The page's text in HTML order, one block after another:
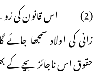
(2) اس قانون کی رُو سے
زانی کی اولاد سمجھا
حقوق اس ناجائز بچے کے